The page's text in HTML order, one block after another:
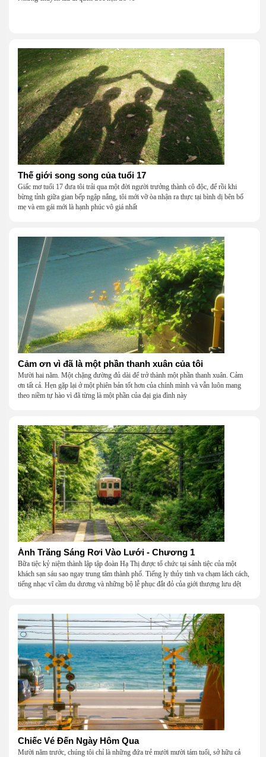
Thế giới song song của tuổi 17
Giấc mơ tuổi 17 đưa tôi trải qua một đời người trưởng thành cô độc, để rồi khi
bừng tỉnh giữa gian bếp ngập nắng, tôi mới vỡ òa nhận ra thực tại bình dị bên bố
mẹ và em gái mới là hạnh phúc vô giá nhất
Cảm ơn vì đã là một phần thanh xuân của tôi
Mười hai năm. Một chặng đường đủ dài để trở thành một phần thanh xuân. Cảm
ơn tất cả. Hẹn gặp lại ở một phiên bản tốt hơn của chính mình và vẫn luôn mang
theo niềm tự hào vì đã từng là một phần của đại gia đình này
Ánh Trăng Sáng Rơi Vào Lưới - Chương 1
Bữa tiệc kỷ niệm thành lập tập đoàn Hạ Thị được tổ chức tại sảnh tiệc của một
khách sạn sáu sao ngay trung tâm thành phố. Tiếng ly thủy tinh va chạm lách cách,
tiếng nhạc vĩ cầm du dương và những bộ lễ phục đắt đỏ của giới thượng lưu dệt
Chiếc Vé Đến Ngày Hôm Qua
Mười năm trước, chúng tôi chỉ là những đứa trẻ mười mười tám tuổi, sở hữu cả